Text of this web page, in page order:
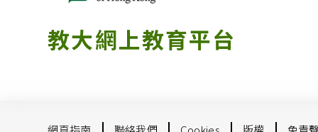
教大網上教育平台